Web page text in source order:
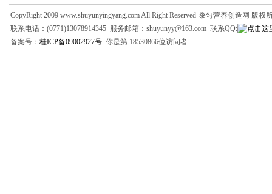
CopyRight 2009 www.shuyunyingyang.com All Right Reserved·黍匀营养创造网 版权
联系电话：(0771)13078914345 服务邮箱：shuyunyy@163.com 联系QQ:
备案号： 桂ICP备09002927号 你是第 18530866位访问者